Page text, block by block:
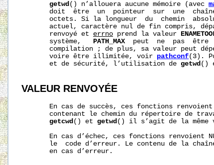
getwd () n’allouera aucune mémoire (avec
doit  être  un  pointeur  sur  une
octets. Si la longueur  du  chemin
actuel, caractère nul de fin compris,
       renvoyé et
errno prend la valeur
       système,
PATH_MAX
peut  ne  pas  être
compilation ; de plus, sa valeur peut
       voire être illimitée, voir
pathconf(3).
       et de sécurité, l’utilisation de
getwd ()
VALEUR RENVOYÉE
En cas de succès, ces fonctions
contenant le chemin du répertoire de
getcwd() et getwd() il s’agit de la même
En cas d’échec, ces fonctions renvoient
le  code d’erreur. Le contenu de la
       en cas d’erreur.